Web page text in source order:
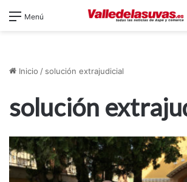
Menú
Inicio / solución extrajudicial
solución